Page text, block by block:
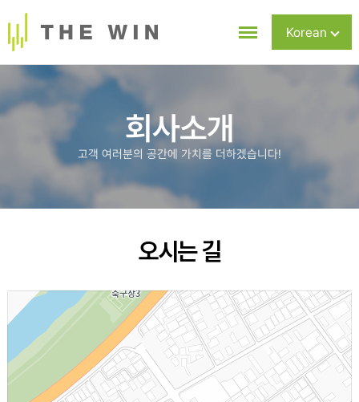
Korean
English
Chinese
회사소개
고객 여러분의 공간에 가치를 더하겠습니다!
오시는 길